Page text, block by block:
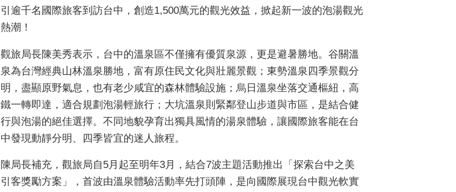
引逾千名國際旅客到訪台中，創造1,500萬元的觀光效益，掀起新一波的泡湯觀光
熱潮！
觀旅局長陳美秀表示，台中的溫泉區不僅擁有優質泉源，更是避暑勝地。谷關溫
泉為台灣經典山林溫泉勝地，富有原住民文化與壯麗景觀；東勢溫泉四季景觀分
明，盡顯原野氣息，也有老少咸宜的森林體驗設施；烏日溫泉坐落交通樞紐，高
鐵一轉即達，適合規劃泡湯輕旅行；大坑溫泉則緊鄰登山步道與市區，是結合健
行與泡湯的絕佳選擇。不同地貌孕育出獨具風情的湯泉體驗，讓國際旅客能在台
中發現動靜分明、四季皆宜的迷人旅程。
陳局長補充，觀旅局自5月起至明年3月，結合7波主題活動推出「探索台中之美
引客獎勵方案」，首波由溫泉體驗活動率先打頭陣，是向國際展現台中觀光軟實